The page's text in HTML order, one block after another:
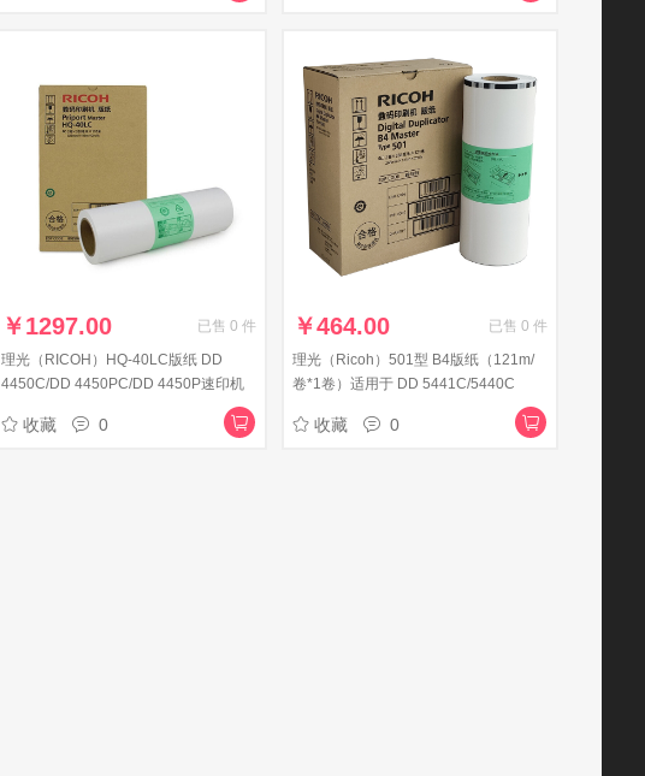
￥1297.00 已售 0 件
理光（RICOH）HQ-40LC版纸 DD
4450C/DD 4450PC/DD 4450P速印机
收藏 0
￥464.00 已售 0 件
理光（Ricoh）501型 B4版纸（121m/
卷*1卷）适用于 DD 5441C/5440C
收藏 0